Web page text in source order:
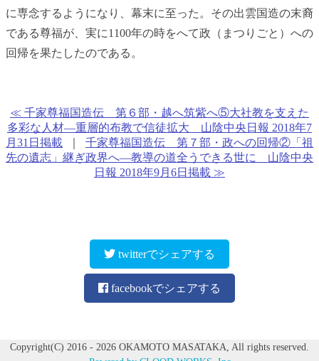
に専念するようになり、幕末に至った。その出雲国造の末裔
である尊福が、実に1100年の時をへて政（まつりごと）への
回帰を果たしたのである。
≪ 千家尊福国造伝 第６部・越へ筑紫へ⑤大社教を支えた
多彩な人材―重層的布教で信徒拡大 山陰中央日報 2018年7
月31日掲載
千家尊福国造伝 第７部・政への回帰②「祖
先の遺志」継ぎ政界へ―教導の道全うできる世に 山陰中央
日報 2018年9月6日掲載 ≫
twitterでシェアする
facebookでシェアする
Copyright(C) 2016 - 2026 OKAMOTO MASATAKA, All rights reserved.